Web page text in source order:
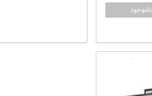
ناموجود